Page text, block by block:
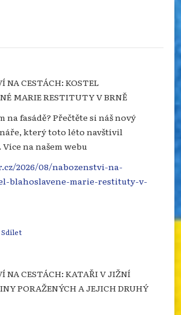
NA CESTÁCH: KOSTEL
MARIE RESTITUTY V BRNĚ
na fasádě? Přečtěte si náš nový
který toto léto navštívil
na našem webu
2026/08/nabozenstvi-na-
blahoslavene-marie-restituty-v-
Sdílet
NA CESTÁCH: KATAŘI V JIŽNÍ
PORAŽENÝCH A JEJICH DRUHÝ